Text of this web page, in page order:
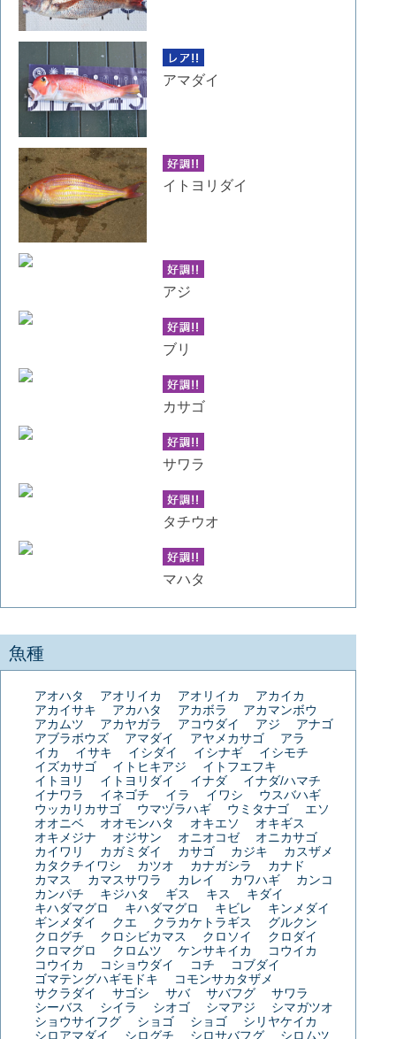
アマダイ
イトヨリダイ
アジ
ブリ
カサゴ
サワラ
タチウオ
マハタ
魚種
アオハタ アオリイカ アオリイカ
アカイカ
アカイサキ
アカハタ アカボラ
アカマンボウ
アカムツ
アカヤガラ アコウダイ アジ
アナゴ
アブラボウズ
アマダイ アヤメカサゴ
アラ
イカ
イサキ イシダイ イシナギ
イシモチ
イズカサゴ
イトヒキアジ
イトフエフキ
イトヨリ
イトヨリダイ イナダ
イナダ/ハマチ
イナワラ
イネゴチ イラ イワシ
ウスバハギ
ウッカリカサゴ
ウマヅラハギ ウミタナゴ
エソ
オオニベ
オオモンハタ オキエソ
オキギス
オキメジナ
オジサン オニオコゼ
オニカサゴ
カイワリ
カガミダイ カサゴ カジキ
カスザメ
カタクチイワシ
カツオ カナガシラ
カナド
カマス
カマスサワラ カレイ カワハギ
カンコ
カンパチ
キジハタ ギス キス
キダイ
キハダマグロ
キハダマグロ キビレ
キンメダイ
ギンメダイ
クエ クラカケトラギス
グルクン
クログチ
クロシビカマス クロソイ
クロダイ
クロマグロ
クロムツ ケンサキイカ
コウイカ
コウイカ
コショウダイ コチ
コブダイ
ゴマテングハギモドキ
コモンサカタザメ
サクラダイ
サゴシ サバ サバフグ
サワラ
シーバス
シイラ シオゴ シマアジ
シマガツオ
ショウサイフグ
ショゴ ショゴ
シリヤケイカ
シロアマダイ
シログチ シロサバフグ
シロムツ